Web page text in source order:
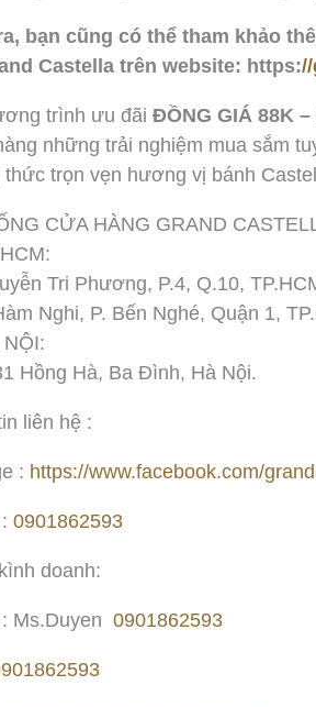
bạn cũng có thể tham khảo
Castella trên website: https:
trình ưu đãi ĐỒNG GIÁ 88K –
những trải nghiệm mua sắm
trọn vẹn hương vị bánh
CỬA HÀNG GRAND
Tri Phương, P.4, Q.10,
Nghi, P. Bến Nghé, Quận 1,
Hồng Hà, Ba Đình, Hà Nội.
liên hệ :
: https://www.facebook.com/
0901862593
doanh:
Ms.Duyen 0901862593